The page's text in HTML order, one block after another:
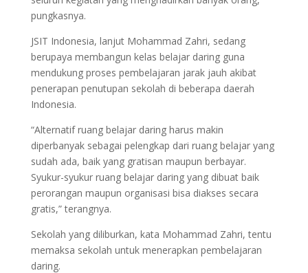
pungkasnya.
JSIT Indonesia, lanjut Mohammad Zahri, sedang
berupaya membangun kelas belajar daring guna
mendukung proses pembelajaran jarak jauh akibat
penerapan penutupan sekolah di beberapa daerah
Indonesia.
“Alternatif ruang belajar daring harus makin
diperbanyak sebagai pelengkap dari ruang belajar yang
sudah ada, baik yang gratisan maupun berbayar.
Syukur-syukur ruang belajar daring yang dibuat baik
perorangan maupun organisasi bisa diakses secara
gratis,” terangnya.
Sekolah yang diliburkan, kata Mohammad Zahri, tentu
memaksa sekolah untuk menerapkan pembelajaran
daring.